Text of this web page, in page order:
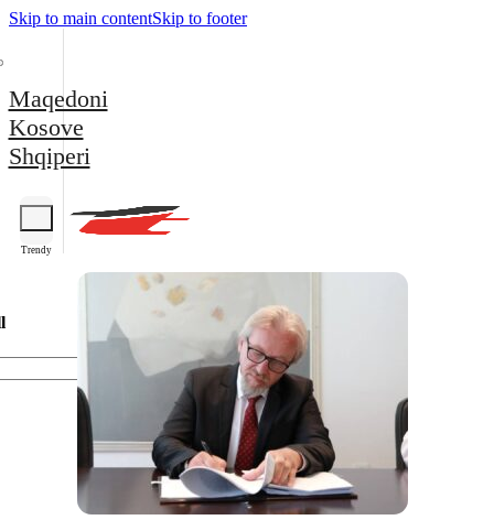
Skip to main contentSkip to footer
Maqedoni
Kosove
Shqiperi
Trendy